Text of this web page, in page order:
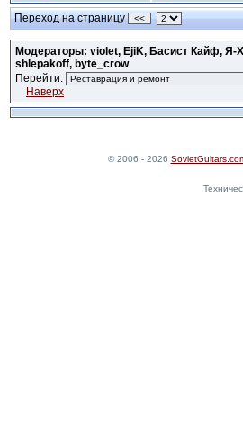
Переход на страницу <<
Модераторы: violet, EjiK, Басист Кайф, Я-
shlepakoff, byte_crow
Перейти:
Наверх
© 2006 - 2026